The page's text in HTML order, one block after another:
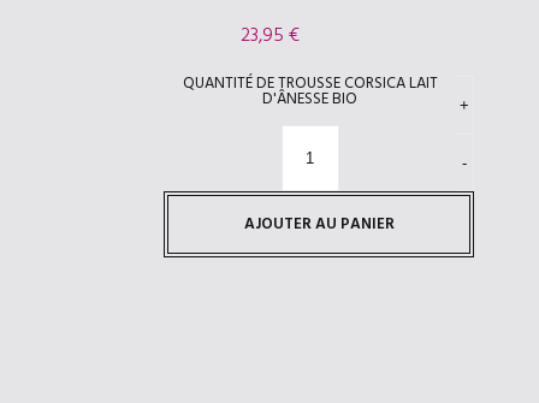
23,95€
QUANTITÉ DE TROUSSE CORSICA LAIT
D'ÂNESSE BIO
AJOUTER AU PANIER